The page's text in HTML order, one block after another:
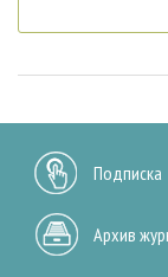
Подписка
Архив